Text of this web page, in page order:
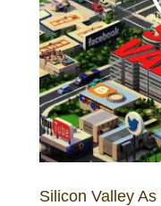
Silicon Valley